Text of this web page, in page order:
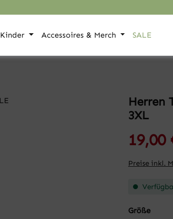
Kinder Accessoires & Merch SALE
Herren
3XL
19,00
Preise inkl.
Größe